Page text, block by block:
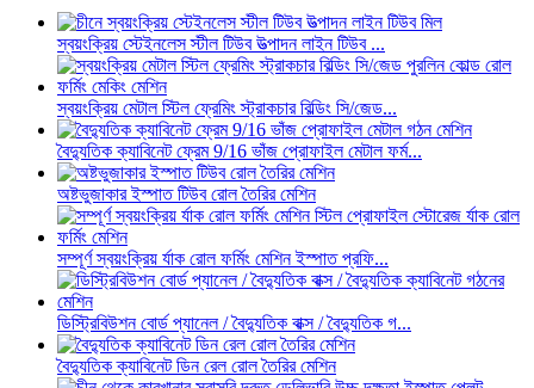
স্বয়ংক্রিয় স্টেইনলেস স্টীল টিউব উত্পাদন লাইন টিউব ...
স্বয়ংক্রিয় মেটাল স্টিল ফ্রেমিং স্ট্রাকচার বিল্ডিং সি/জেড...
বৈদ্যুতিক ক্যাবিনেট ফ্রেম 9/16 ভাঁজ প্রোফাইল মেটাল ফর্ম...
অষ্টভুজাকার ইস্পাত টিউব রোল তৈরির মেশিন
সম্পূর্ণ স্বয়ংক্রিয় র্যাক রোল ফর্মিং মেশিন ইস্পাত প্রফি...
ডিস্ট্রিবিউশন বোর্ড প্যানেল / বৈদ্যুতিক বাক্স / বৈদ্যুতিক গ...
বৈদ্যুতিক ক্যাবিনেট ডিন রেল রোল তৈরির মেশিন